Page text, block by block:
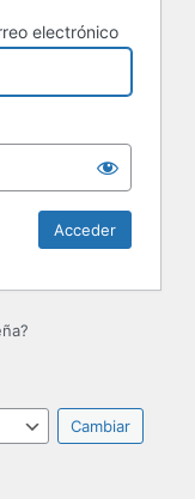
electrónico